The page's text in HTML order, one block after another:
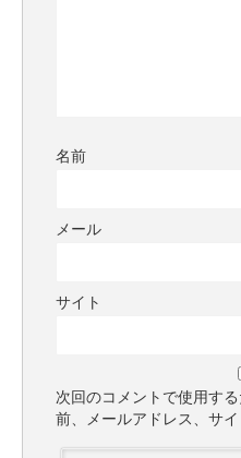
名前
メール
サイト
次回のコメントで使用す
前、メールアドレス、サイ